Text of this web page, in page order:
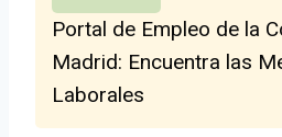
Portal de Empleo de la
Madrid: Encuentra las
Laborales